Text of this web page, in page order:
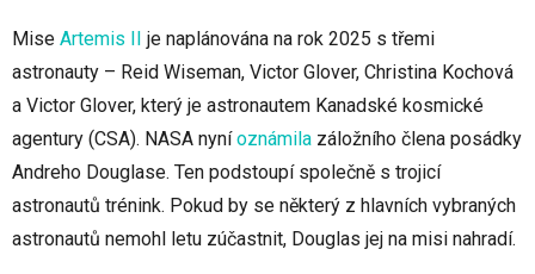
Mise Artemis II
je naplánována na rok 2025 s třemi
astronauty – Reid Wiseman, Victor Glover, Christina Kochová
a Victor Glover, který je astronautem Kanadské kosmické
agentury (CSA). NASA nyníoznámila záložního člena posádky
Andreho Douglase. Ten podstoupí společně s trojicí
astronautů trénink. Pokud by se některý z hlavních vybraných
astronautů nemohl letu zúčastnit, Douglas jej na misi nahradí.